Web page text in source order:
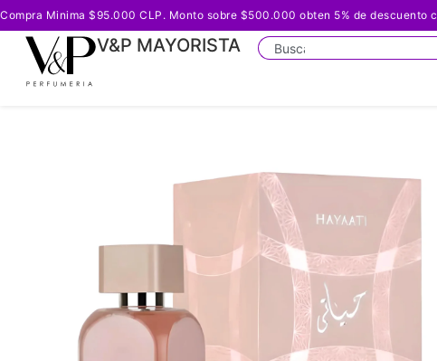
Compra Minima $95.000 CLP. Monto sobre $500.000 obten 5% de descuento
V&P MAYORISTA